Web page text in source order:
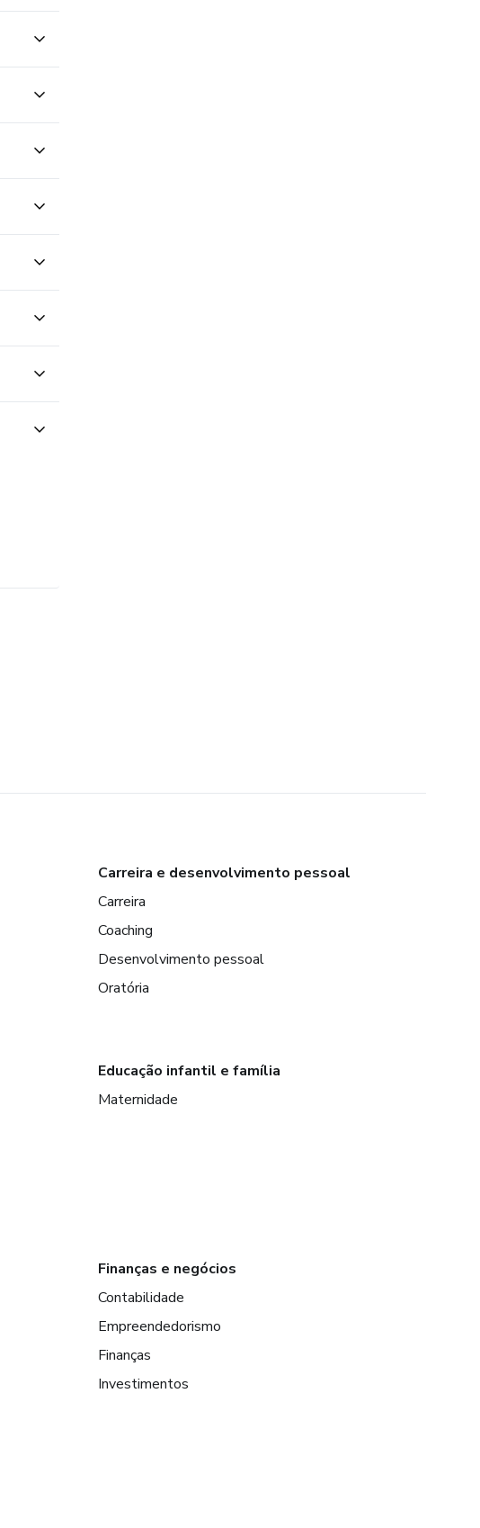
Carreira e desenvolvimento pessoal
Carreira
Coaching
Desenvolvimento pessoal
Oratória
Educação infantil e família
Maternidade
Finanças e negócios
Contabilidade
Empreendedorismo
Finanças
Investimentos